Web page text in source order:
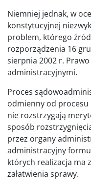
Niemniej jednak, w
konstytucyjnej
problem, którego
rozporządzenia 16
sierpnia 2002 r.
administracyjnymi.
Proces
odmienny od procesu
nie rozstrzygają
sposób
przez organy
administracyjny
których realizacja ma
załatwienia sprawy.